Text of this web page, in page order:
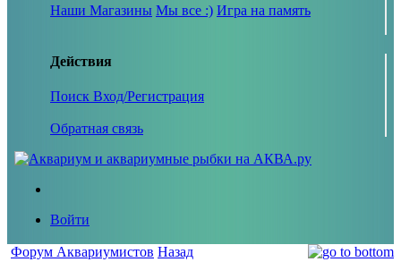
Наши Магазины Мы все :) Игра на память
Действия
Поиск Вход/Регистрация
Обратная связь
Войти
Форум Аквариумистов Назад